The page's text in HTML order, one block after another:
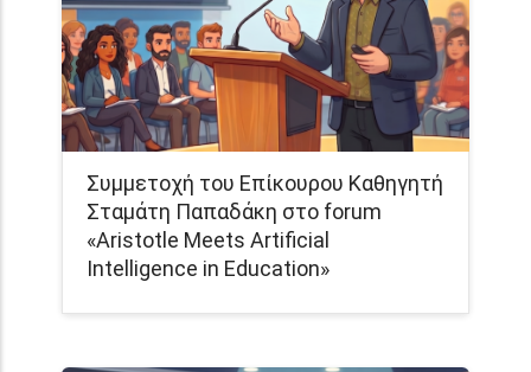
Συμμετοχή του Επίκουρου Καθηγητή
Σταμάτη Παπαδάκη στο forum
«Aristotle Meets Artificial
Intelligence in Education»